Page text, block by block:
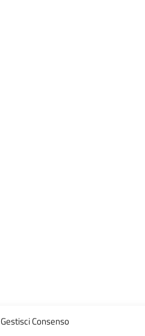
Gestisci Consenso